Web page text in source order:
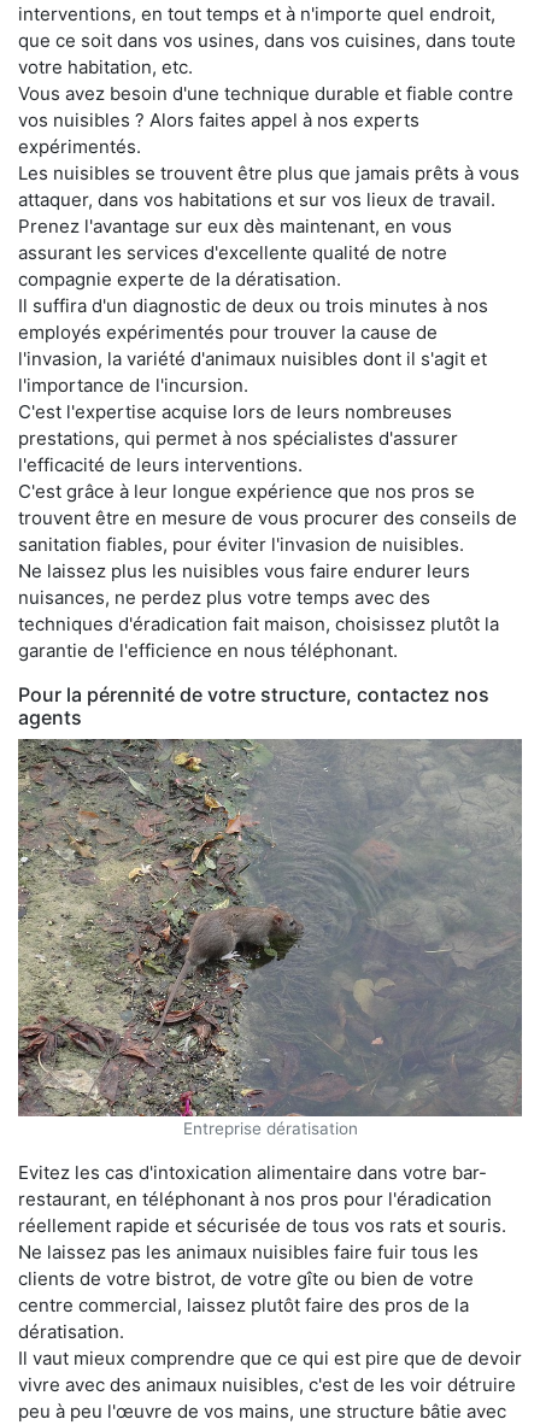
interventions, en tout temps et à n'importe quel endroit,
que ce soit dans vos usines, dans vos cuisines, dans toute
votre habitation, etc.
Vous avez besoin d'une technique durable et fiable contre
vos nuisibles ? Alors faites appel à nos experts
expérimentés.
Les nuisibles se trouvent être plus que jamais prêts à vous
attaquer, dans vos habitations et sur vos lieux de travail.
Prenez l'avantage sur eux dès maintenant, en vous
assurant les services d'excellente qualité de notre
compagnie experte de la dératisation.
Il suffira d'un diagnostic de deux ou trois minutes à nos
employés expérimentés pour trouver la cause de
l'invasion, la variété d'animaux nuisibles dont il s'agit et
l'importance de l'incursion.
C'est l'expertise acquise lors de leurs nombreuses
prestations, qui permet à nos spécialistes d'assurer
l'efficacité de leurs interventions.
C'est grâce à leur longue expérience que nos pros se
trouvent être en mesure de vous procurer des conseils de
sanitation fiables, pour éviter l'invasion de nuisibles.
Ne laissez plus les nuisibles vous faire endurer leurs
nuisances, ne perdez plus votre temps avec des
techniques d'éradication fait maison, choisissez plutôt la
garantie de l'efficience en nous téléphonant.
Pour la pérennité de votre structure, contactez nos
agents
Entreprise dératisation
Evitez les cas d'intoxication alimentaire dans votre bar-
restaurant, en téléphonant à nos pros pour l'éradication
réellement rapide et sécurisée de tous vos rats et souris.
Ne laissez pas les animaux nuisibles faire fuir tous les
clients de votre bistrot, de votre gîte ou bien de votre
centre commercial, laissez plutôt faire des pros de la
dératisation.
Il vaut mieux comprendre que ce qui est pire que de devoir
vivre avec des animaux nuisibles, c'est de les voir détruire
peu à peu l'œuvre de vos mains, une structure bâtie avec